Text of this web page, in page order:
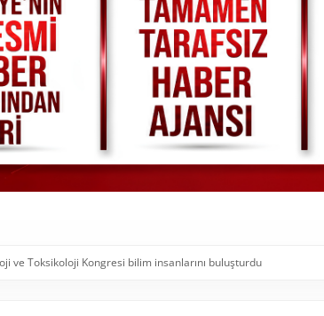
ve Toksikoloji Kongresi bilim insanlarını buluşturdu